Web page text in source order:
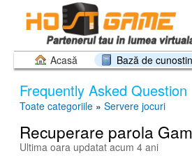
Acasă Bază de
Frequently Asked Question
Toate categoriile » Servere jocuri
Recuperare parola
Ultima oara updatat acum 4 ani